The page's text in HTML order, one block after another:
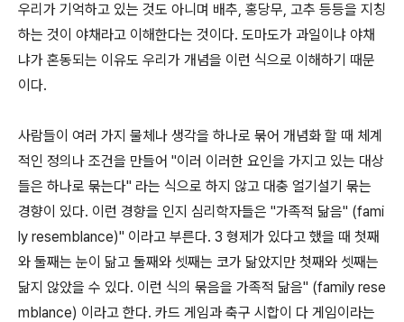
우리가 기억하고 있는 것도 아니며 배추, 홍당무, 고추 등등을 지칭
하는 것이 야채라고 이해한다는 것이다. 도마도가 과일이냐 야채
냐가 혼동되는 이유도 우리가 개념을 이런 식으로 이해하기 때문
이다.
사람들이 여러 가지 물체나 생각을 하나로 묶어 개념화 할 때 체계
적인 정의나 조건을 만들어 "이러 이러한 요인을 가지고 있는 대상
들은 하나로 묶는다" 라는 식으로 하지 않고 대충 얼기설기 묶는
경향이 있다. 이런 경향을 인지 심리학자들은 "가족적 닮음" (fami
ly resemblance)" 이라고 부른다. 3 형제가 있다고 했을 때 첫째
와 둘째는 눈이 닮고 둘째와 셋째는 코가 닮았지만 첫째와 셋째는
닮지 않았을 수 있다. 이런 식의 묶음을 가족적 닮음" (family rese
mblance) 이라고 한다. 카드 게임과 축구 시합이 다 게임이라는